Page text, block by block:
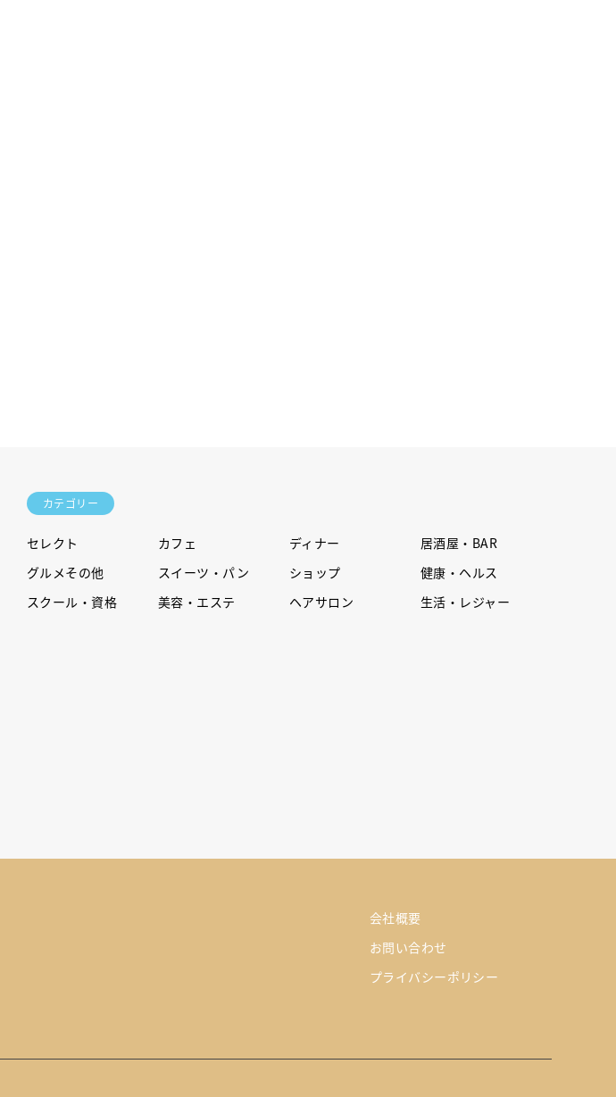
カテゴリー
セレクト カフェ ディナー
居酒屋・BAR
グルメその他
スイーツ・パン ショップ
健康・ヘルス
スクール・資格
美容・エステ ヘアサロン 生活・レジャー
会社概要
お問い合わせ
プライバシーポリシー